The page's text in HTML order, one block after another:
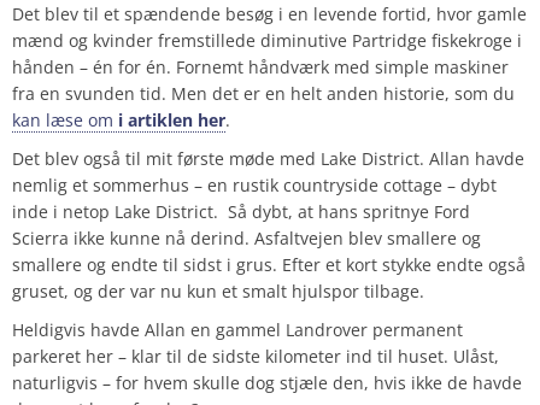
Det blev til et spændende besøg i en levende fortid, hvor gamle
mænd og kvinder fremstillede diminutive Partridge fiskekroge i
hånden – én for én. Fornemt håndværk med simple maskiner
fra en svunden tid. Men det er en helt anden historie, som du
kan læse om i artiklen her.
Det blev også til mit første møde med Lake District. Allan havde
nemlig et sommerhus – en rustik countryside cottage – dybt
inde i netop Lake District. Så dybt, at hans spritnye Ford
Scierra ikke kunne nå derind. Asfaltvejen blev smallere og
smallere og endte til sidst i grus. Efter et kort stykke endte også
gruset, og der var nu kun et smalt hjulspor tilbage.
Heldigvis havde Allan en gammel Landrover permanent
parkeret her – klar til de sidste kilometer ind til huset. Ulåst,
naturligvis – for hvem skulle dog stjæle den, hvis ikke de havde